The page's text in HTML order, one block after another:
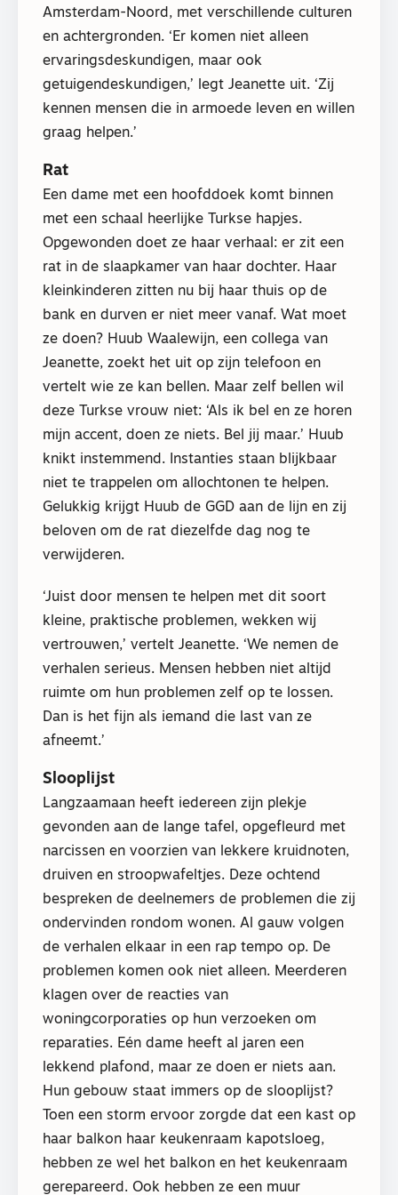
Amsterdam-Noord, met verschillende culturen
en achtergronden. ‘Er komen niet alleen
ervaringsdeskundigen, maar ook
getuigendeskundigen,’ legt Jeanette uit. ‘Zij
kennen mensen die in armoede leven en willen
graag helpen.’
Rat
Een dame met een hoofddoek komt binnen
met een schaal heerlijke Turkse hapjes.
Opgewonden doet ze haar verhaal: er zit een
rat in de slaapkamer van haar dochter. Haar
kleinkinderen zitten nu bij haar thuis op de
bank en durven er niet meer vanaf. Wat moet
ze doen? Huub Waalewijn, een collega van
Jeanette, zoekt het uit op zijn telefoon en
vertelt wie ze kan bellen. Maar zelf bellen wil
deze Turkse vrouw niet: ‘Als ik bel en ze horen
mijn accent, doen ze niets. Bel jij maar.’ Huub
knikt instemmend. Instanties staan blijkbaar
niet te trappelen om allochtonen te helpen.
Gelukkig krijgt Huub de GGD aan de lijn en zij
beloven om de rat diezelfde dag nog te
verwijderen.
‘Juist door mensen te helpen met dit soort
kleine, praktische problemen, wekken wij
vertrouwen,’ vertelt Jeanette. ‘We nemen de
verhalen serieus. Mensen hebben niet altijd
ruimte om hun problemen zelf op te lossen.
Dan is het fijn als iemand die last van ze
afneemt.’
Slooplijst
Langzaamaan heeft iedereen zijn plekje
gevonden aan de lange tafel, opgefleurd met
narcissen en voorzien van lekkere kruidnoten,
druiven en stroopwafeltjes. Deze ochtend
bespreken de deelnemers de problemen die zij
ondervinden rondom wonen. Al gauw volgen
de verhalen elkaar in een rap tempo op. De
problemen komen ook niet alleen. Meerderen
klagen over de reacties van
woningcorporaties op hun verzoeken om
reparaties. Eén dame heeft al jaren een
lekkend plafond, maar ze doen er niets aan.
Hun gebouw staat immers op de slooplijst?
Toen een storm ervoor zorgde dat een kast op
haar balkon haar keukenraam kapotsloeg,
hebben ze wel het balkon en het keukenraam
gerepareerd. Ook hebben ze een muur